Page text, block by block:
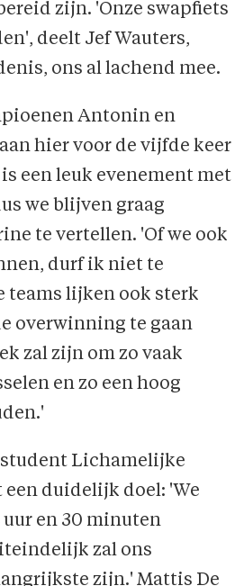
zijn. 'Onze swapfiets
deelt Jef Wauters,
ons al lachend mee.
Antonin en
hier voor de vijfde keer
een leuk evenement met
we blijven graag
te vertellen. 'Of we ook
durf ik niet te
teams lijken ook sterk
overwinning te gaan
zal zijn om zo vaak
en zo een hoog
Lichamelijke
duidelijk doel: 'We
en 30 minuten
zal ons
zijn.' Mattis De